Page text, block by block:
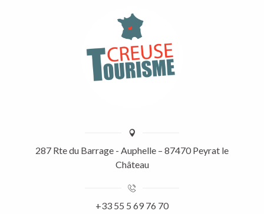
287 Rte du Barrage - Auphelle – 87470 Peyrat le
Château
+33 55 5 69 76 70